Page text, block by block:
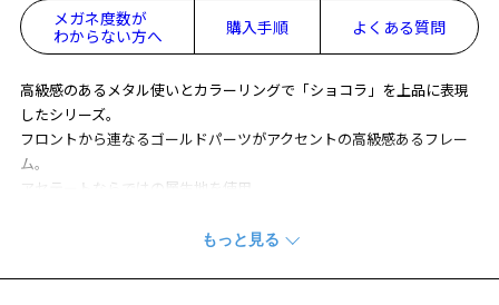
メガネ度数が
わからない方へ
購入手順 よくある質問
高級感のあるメタル使いとカラーリングで「ショコラ」を上品に表現
したシリーズ。
フロントから連なるゴールドパーツがアクセントの高級感あるフレー
ム。
アセテートならではの層生地を使用。
※柄や色味の出方に個体差があり、画像と異なる場合がございます。